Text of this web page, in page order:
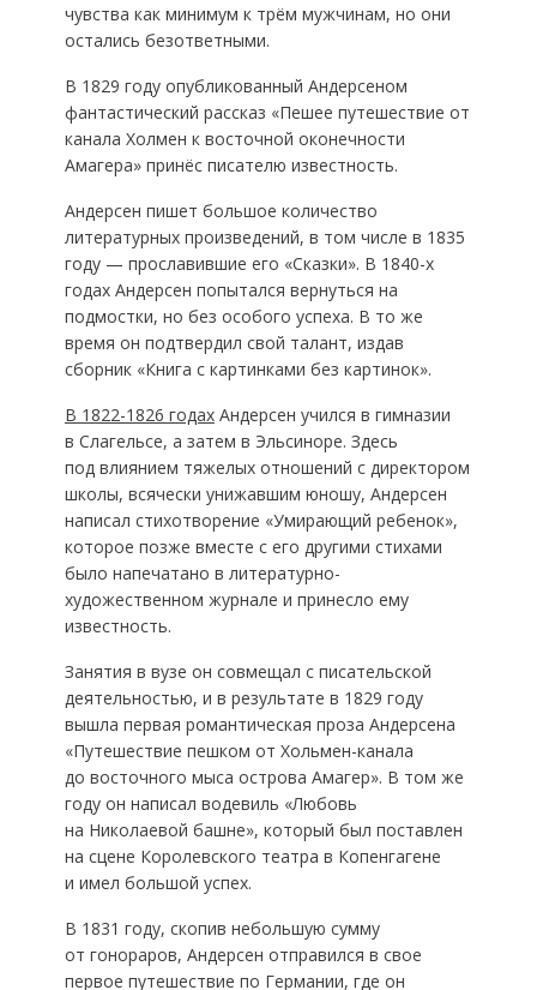
чувства как минимум к трём мужчинам, но они
остались безответными.
В 1829 году опубликованный Андерсеном
фантастический рассказ «Пешее путешествие от
канала Холмен к восточной оконечности
Амагера» принёс писателю известность.
Андерсен пишет большое количество
литературных произведений, в том числе в 1835
году — прославившие его «Сказки». В 1840-х
годах Андерсен попытался вернуться на
подмостки, но без особого успеха. В то же
время он подтвердил свой талант, издав
сборник «Книга с картинками без картинок».
В 1822-1826 годахАндерсен учился в гимназии
в Слагельсе, а затем в Эльсиноре. Здесь
под влиянием тяжелых отношений с директором
школы, всячески унижавшим юношу, Андерсен
написал стихотворение «Умирающий ребенок»,
которое позже вместе с его другими стихами
было напечатано в литературно-
художественном журнале и принесло ему
известность.
Занятия в вузе он совмещал с писательской
деятельностью, и в результате в 1829 году
вышла первая романтическая проза Андерсена
«Путешествие пешком от Хольмен-канала
до восточного мыса острова Амагер». В том же
году он написал водевиль «Любовь
на Николаевой башне», который был поставлен
на сцене Королевского театра в Копенгагене
и имел большой успех.
В 1831 году, скопив небольшую сумму
от гонораров, Андерсен отправился в свое
первое путешествие по Германии, где он